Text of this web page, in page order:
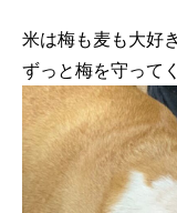
米は梅も麦も大好
ずっと梅を守って